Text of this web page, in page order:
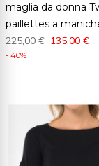
maglia da donna
paillettes a
225,00 € 135,00 €
- 40%